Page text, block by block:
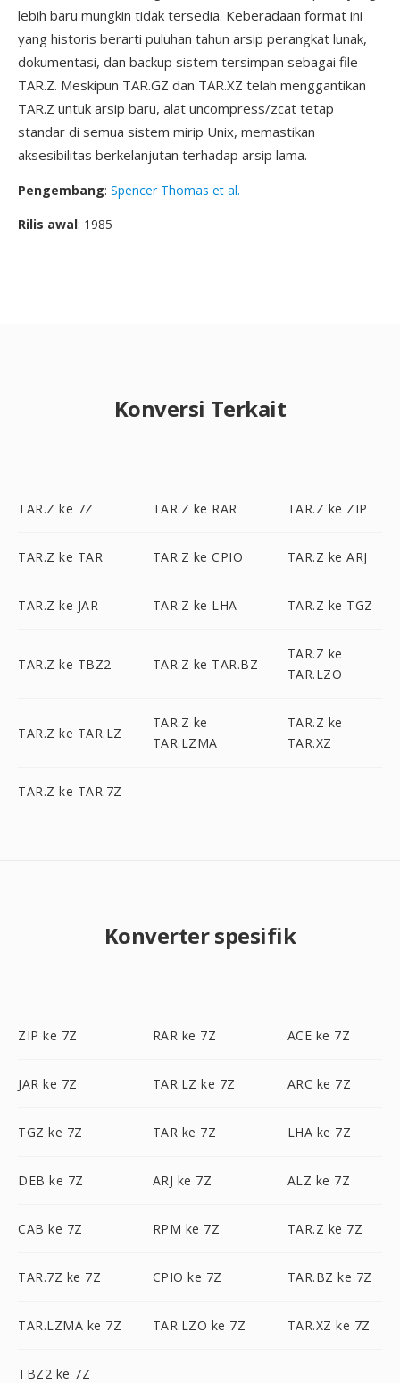
lebih baru mungkin tidak tersedia. Keberadaan format ini
yang historis berarti puluhan tahun arsip perangkat lunak,
dokumentasi, dan backup sistem tersimpan sebagai file
TAR.Z. Meskipun TAR.GZ dan TAR.XZ telah menggantikan
TAR.Z untuk arsip baru, alat uncompress/zcat tetap
standar di semua sistem mirip Unix, memastikan
aksesibilitas berkelanjutan terhadap arsip lama.
Pengembang: Spencer Thomas et al.
Rilis awal: 1985
Konversi Terkait
TAR.Z ke 7Z TAR.Z ke RAR TAR.Z ke ZIP
TAR.Z ke TAR TAR.Z ke CPIO TAR.Z ke ARJ
TAR.Z ke JAR TAR.Z ke LHA TAR.Z ke TGZ
TAR.Z ke TBZ2 TAR.Z ke TAR.BZ
TAR.Z ke
TAR.LZO
TAR.Z ke TAR.LZ
TAR.Z ke
TAR.LZMA
TAR.Z ke
TAR.XZ
TAR.Z ke TAR.7Z
Konverter spesifik
ZIP ke 7Z RAR ke 7Z ACE ke 7Z
JAR ke 7Z TAR.LZ ke 7Z ARC ke 7Z
TGZ ke 7Z TAR ke 7Z LHA ke 7Z
DEB ke 7Z ARJ ke 7Z ALZ ke 7Z
CAB ke 7Z RPM ke 7Z TAR.Z ke 7Z
TAR.7Z ke 7Z CPIO ke 7Z TAR.BZ ke 7Z
TAR.LZMA ke 7Z TAR.LZO ke 7Z TAR.XZ ke 7Z
TBZ2 ke 7Z